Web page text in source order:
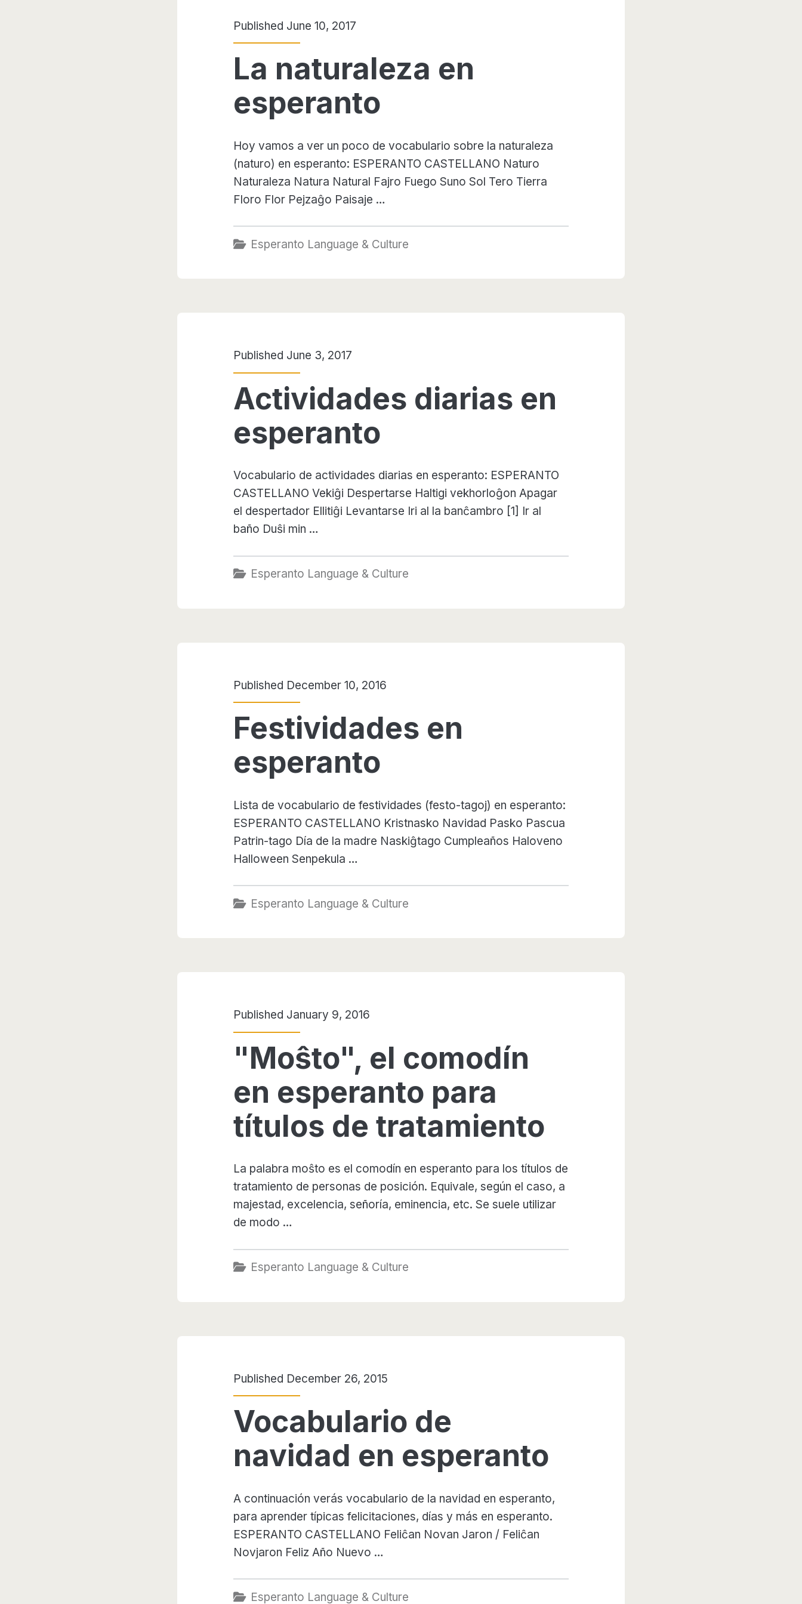
Published June 10, 2017
La naturaleza en
esperanto
Hoy vamos a ver un poco de vocabulario sobre la naturaleza
(naturo) en esperanto: ESPERANTO CASTELLANO Naturo
Naturaleza Natura Natural Fajro Fuego Suno Sol Tero Tierra
Floro Flor Pejzaĝo Paisaje …
Esperanto Language & Culture
Published June 3, 2017
Actividades diarias en
esperanto
Vocabulario de actividades diarias en esperanto: ESPERANTO
CASTELLANO Vekiĝi Despertarse Haltigi vekhorloĝon Apagar
el despertador Ellitiĝi Levantarse Iri al la banĉambro [1] Ir al
baño Duŝi min …
Esperanto Language & Culture
Published December 10, 2016
Festividades en
esperanto
Lista de vocabulario de festividades (festo-tagoj) en esperanto:
ESPERANTO CASTELLANO Kristnasko Navidad Pasko Pascua
Patrin-tago Día de la madre Naskiĝtago Cumpleaños Haloveno
Halloween Senpekula …
Esperanto Language & Culture
Published January 9, 2016
"Moŝto", el comodín
en esperanto para
títulos de tratamiento
La palabra moŝto es el comodín en esperanto para los títulos de
tratamiento de personas de posición. Equivale, según el caso, a
majestad, excelencia, señoría, eminencia, etc. Se suele utilizar
de modo …
Esperanto Language & Culture
Published December 26, 2015
Vocabulario de
navidad en esperanto
A continuación verás vocabulario de la navidad en esperanto,
para aprender típicas felicitaciones, días y más en esperanto.
ESPERANTO CASTELLANO Feliĉan Novan Jaron / Feliĉan
Novjaron Feliz Año Nuevo …
Esperanto Language & Culture